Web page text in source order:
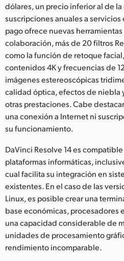
dólares, un precio inferior al de la
suscripciones anuales a servicios
pago ofrece nuevas
colaboración, más de 20 filtros
como la función de retoque
contenidos 4K y frecuencias de
imágenes estereoscópicas
calidad óptica, efectos de niebla
otras prestaciones. Cabe
una conexión a Internet ni
su funcionamiento.
DaVinci Resolve 14 es
plataformas informáticas,
cual facilita su integración en
existentes. En el caso de las
Linux, es posible crear una
base económicas, procesadores
una capacidad considerable de
unidades de procesamiento
rendimiento incomparable.